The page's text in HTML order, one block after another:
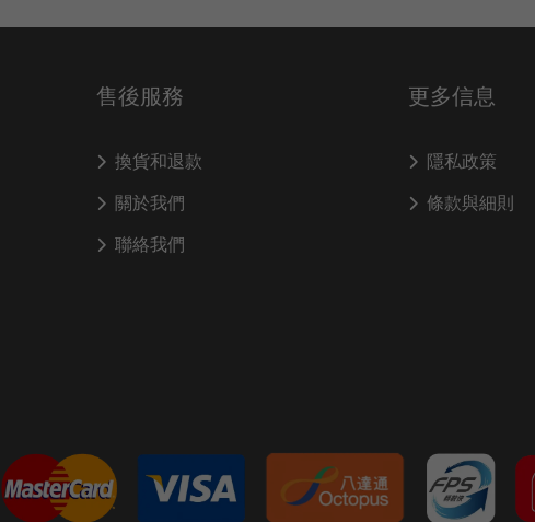
售後服務
換貨和退款
關於我們
聯絡我們
更多信息
隱私政策
條款與細則